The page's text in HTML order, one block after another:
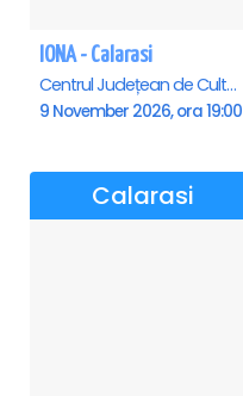
IONA - Calarasi
Centrul Județean de Cultură și Creație Călărași - Sala , Calarasi
9 November 2026, ora 19:00
Calarasi